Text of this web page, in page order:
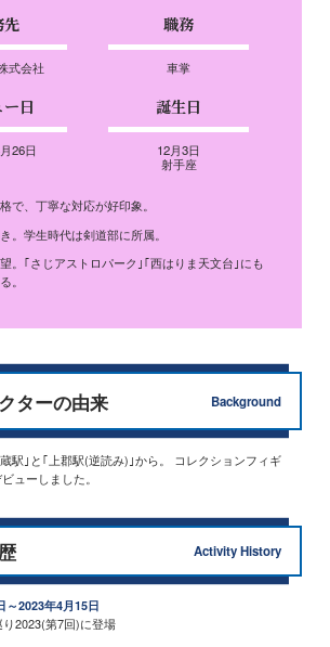
先
式会社
職務
車掌
日
26日
誕生日
12月3日
射手座
で、丁寧な対応が好印象。
。学生時代は剣道部に所属。
。｢さじアストロパーク｣｢西はりま天文台｣にも
。
ターの由来 Background
駅｣と｢上郡駅(逆読み)｣から。 コレクションフィギ
ューしました。
Activity History
～2023年4月15日
2023(第7回)に登場